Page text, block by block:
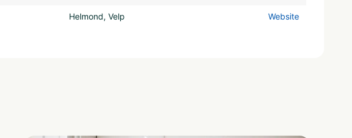
Helmond, Velp Website